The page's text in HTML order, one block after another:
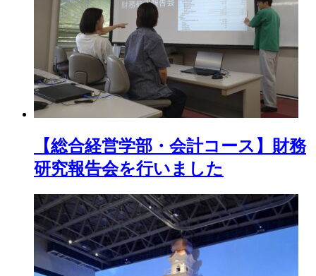
【総合経営学部・会計コース】財務
研究報告会を行いました